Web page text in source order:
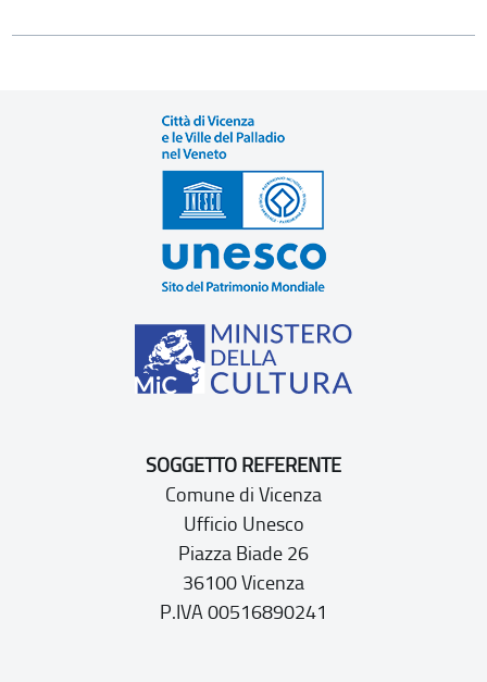
SOGGETTO REFERENTE
Comune di Vicenza
Ufficio Unesco
Piazza Biade 26
36100 Vicenza
P.IVA 00516890241